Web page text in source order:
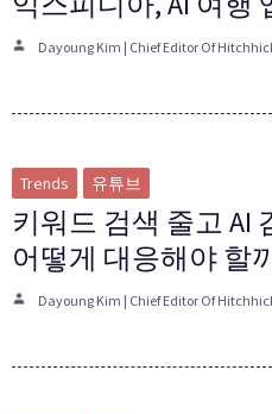
Dayoung Kim | Chief Editor Of
Trends 유튜브
키워드 검색 줄고 AI
어떻게 대응해야 할
Dayoung Kim | Chief Editor Of